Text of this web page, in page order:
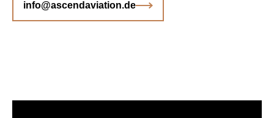
info@ascendaviation.de